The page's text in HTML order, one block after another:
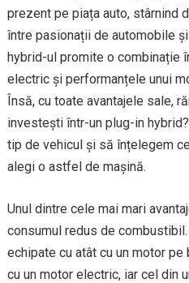
prezent pe piața auto, stârnind
între pasionații de automobile
hybrid-ul promite o combinație
electric și performanțele unui
Însă, cu toate avantajele sale,
investești într-un plug-in
tip de vehicul și să înțelegem
alegi o astfel de mașină.
Unul dintre cele mai mari
consumul redus de
echipate cu atât cu un motor
cu un motor electric, iar cel din